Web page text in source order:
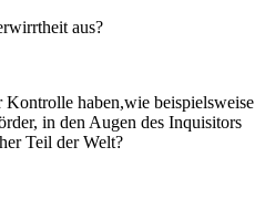
aus?
Kontrolle haben,wie beispielsweise
in den Augen des Inquisitors
Teil der Welt?